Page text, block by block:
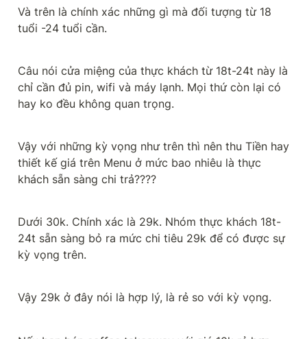
Và trên là chính xác những gì mà đối tượng từ 18
tuổi -24 tuổi cần.
Câu nói cửa miệng của thực khách từ 18t-24t này là
chỉ cần đủ pin, wifi và máy lạnh. Mọi thứ còn lại có
hay ko đều không quan trọng.
Vậy với những kỳ vọng như trên thì nên thu Tiền hay
thiết kế giá trên Menu ở mức bao nhiêu là thực
khách sẵn sàng chi trả????
Dưới 30k. Chính xác là 29k. Nhóm thực khách 18t-
24t sẵn sàng bỏ ra mức chi tiêu 29k để có được sự
kỳ vọng trên.
Vậy 29k ở đây nói là hợp lý, là rẻ so với kỳ vọng.